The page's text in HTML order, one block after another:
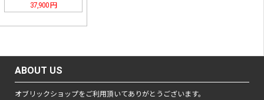
37,900 円
ABOUT US
オブリックショップをご利用頂いてありがとうございます。